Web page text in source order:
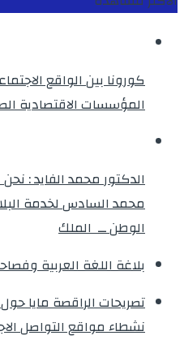
كورونا بين الواقع
المؤسسات الاقتصادية
الدكتور محمد الفايد :
محمد السادس لخدمة
الوطن ــ الملك
بلاغة اللغة العربية
تصريحات الراقصة مايا
نشطاء مواقع التواصل